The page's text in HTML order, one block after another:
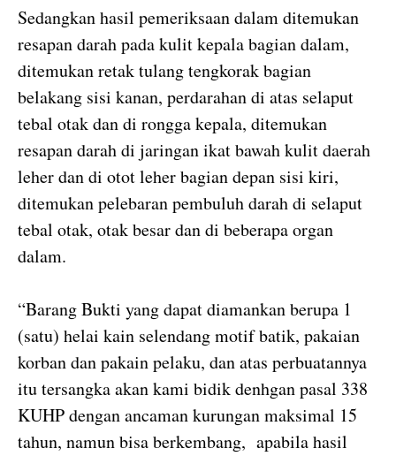
Sedangkan hasil pemeriksaan dalam ditemukan
resapan darah pada kulit kepala bagian dalam,
ditemukan retak tulang tengkorak bagian
belakang sisi kanan, perdarahan di atas selaput
tebal otak dan di rongga kepala, ditemukan
resapan darah di jaringan ikat bawah kulit daerah
leher dan di otot leher bagian depan sisi kiri,
ditemukan pelebaran pembuluh darah di selaput
tebal otak, otak besar dan di beberapa organ
dalam.
“Barang Bukti yang dapat diamankan berupa 1
(satu) helai kain selendang motif batik, pakaian
korban dan pakain pelaku, dan atas perbuatannya
itu tersangka akan kami bidik denhgan pasal 338
KUHP dengan ancaman kurungan maksimal 15
tahun, namun bisa berkembang, apabila hasil